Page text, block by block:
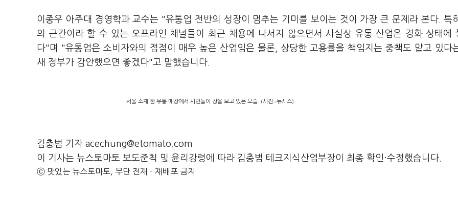
이종우 아주대 경영학과 교수는 "유통업 전반의 성장이 멈추는 기미를 보이는 것이 가장 큰 문제라 본다. 특
의 근간이라 할 수 있는 오프라인 채널들이 최근 채용에 나서지 않으면서 사실상 유통 산업은 경화 상태에
다"며 "유통업은 소비자와의 접점이 매우 높은 산업임은 물론, 상당한 고용률을 책임지는 중책도 맡고 있다
새 정부가 감안했으면 좋겠다"고 말했습니다.
서울 소재 한 유통 매장에서 시민들이 장을 보고 있는 모습. (사진=뉴시스)
김충범 기자 acechung@etomato.com
이 기사는 뉴스토마토 보도준칙 및 윤리강령에 따라 김충범 테크지식산업부장이 최종 확인·수정했습니다.
ⓒ 맛있는 뉴스토마토, 무단 전재 - 재배포 금지